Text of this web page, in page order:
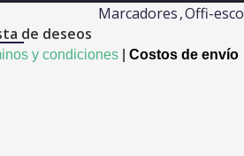
Marcadores,Offi-esco
de deseos
y condiciones Costos de envío